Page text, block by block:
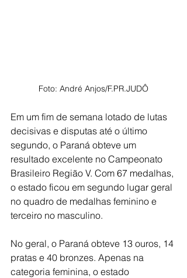
Foto: André Anjos/F.PR.JUDÔ
Em um fim de semana lotado de lutas
decisivas e disputas até o último
segundo, o Paraná obteve um
resultado excelente no Campeonato
Brasileiro Região V. Com 67 medalhas,
o estado ficou em segundo lugar geral
no quadro de medalhas feminino e
terceiro no masculino.
No geral, o Paraná obteve 13 ouros, 14
pratas e 40 bronzes. Apenas na
categoria feminina, o estado